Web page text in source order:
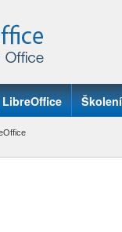
LibreOffice Školení